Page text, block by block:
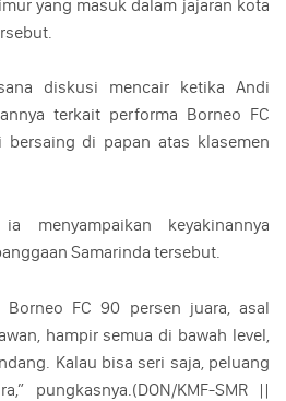
yang masuk dalam jajaran kota
diskusi mencair ketika Andi
terkait performa Borneo FC
bersaing di papan atas klasemen
menyampaikan keyakinannya
Samarinda tersebut.
Borneo FC 90 persen juara, asal
hampir semua di bawah level,
Kalau bisa seri saja, peluang
pungkasnya.(DON/KMF-SMR ||